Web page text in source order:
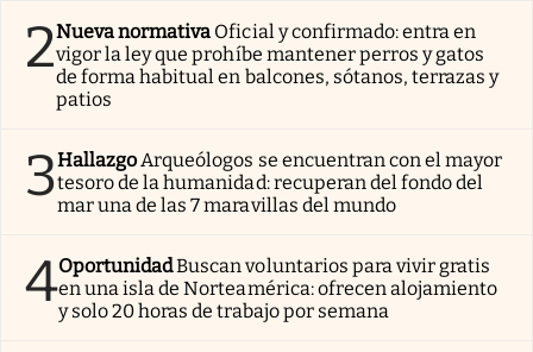
2Nueva normativa Oficial y confirmado: entra en
vigor la ley que prohíbe mantener perros y gatos
de forma habitual en balcones, sótanos, terrazas y
patios
3HallazgoArqueólogos se encuentran con el mayor
tesoro de la humanidad: recuperan del fondo del
mar una de las 7 maravillas del mundo
4OportunidadBuscan voluntarios para vivir gratis
en una isla de Norteamérica: ofrecen alojamiento
y solo 20 horas de trabajo por semana